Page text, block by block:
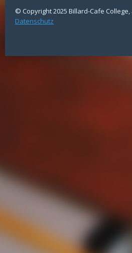
© Copyright 2025 Billard-Cafe
Datenschutz